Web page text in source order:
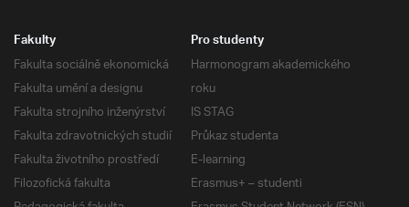
Fakulty
Fakulta sociálně ekonomická
Fakulta umění a designu
Fakulta strojního inženýrství
Fakulta zdravotnických studií
Fakulta životního prostředí
Filozofická fakulta
Pro studenty
Harmonogram akademického
roku
IS STAG
Průkaz studenta
E-learning
Erasmus+ – studenti